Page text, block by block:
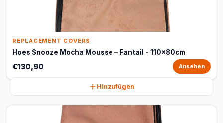
REPLACEMENT COVERS
Hoes Snooze Mocha Mousse – Fantail - 110x80cm
€130,90 Ansehen
Hinzufügen